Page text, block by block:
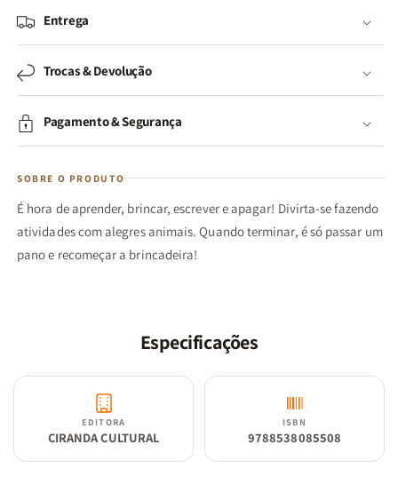
Entrega
Trocas & Devolução
Pagamento & Segurança
SOBRE O PRODUTO
É hora de aprender, brincar, escrever e apagar! Divirta-se fazendo
atividades com alegres animais. Quando terminar, é só passar um
pano e recomeçar a brincadeira!
Especificações
EDITORA
CIRANDA CULTURAL
ISBN
9788538085508